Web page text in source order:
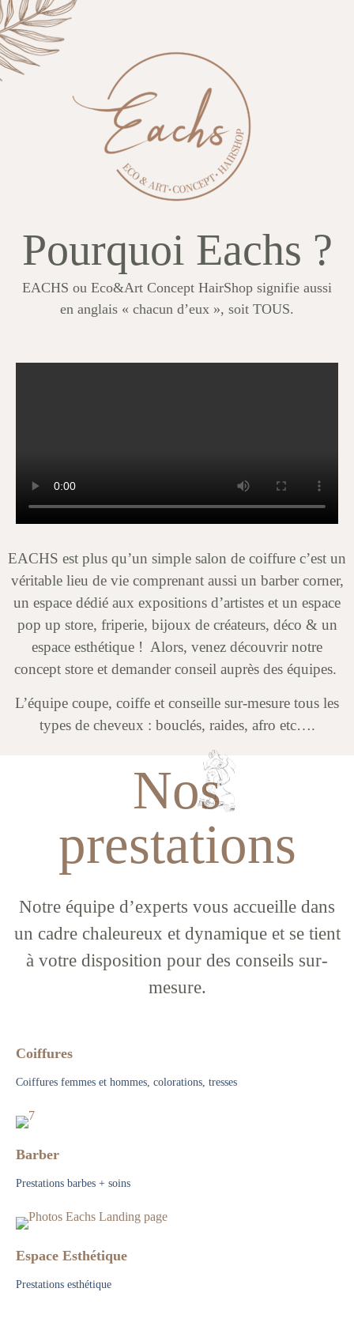
Pourquoi Eachs ?
EACHS ou Eco&Art Concept HairShop signifie aussi
en anglais « chacun d’eux », soit TOUS.
EACHS est plus qu’un simple salon de coiffure c’est un
véritable lieu de vie comprenant aussi un barber corner,
un espace dédié aux expositions d’artistes et un espace
pop up store, friperie, bijoux de créateurs, déco & un
espace esthétique ! Alors, venez découvrir notre
concept store et demander conseil auprès des équipes.
L’équipe coupe, coiffe et conseille sur-mesure tous les
types de cheveux : bouclés, raides, afro etc….
Nos
prestations
Notre équipe d’experts vous accueille dans
un cadre chaleureux et dynamique et se tient
à votre disposition pour des conseils sur-
mesure.
Coiffures
Coiffures femmes et hommes, colorations, tresses
Barber
Prestations barbes + soins
Espace Esthétique
Prestations esthétique